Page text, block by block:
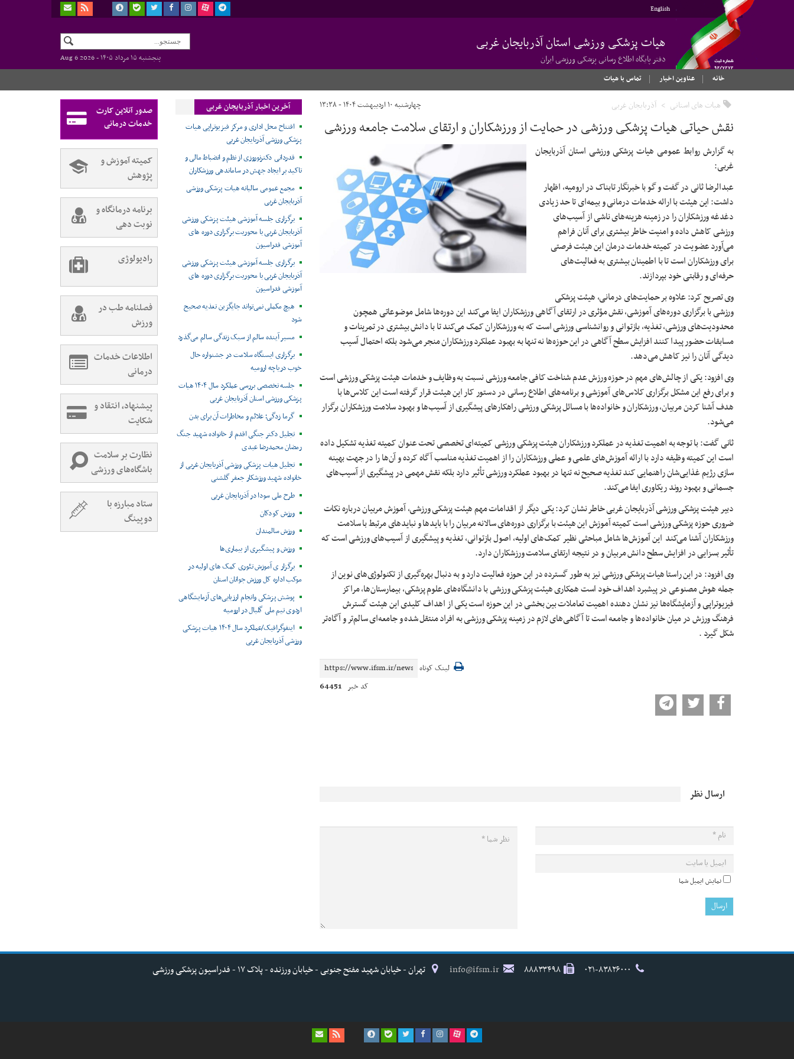
English
هیات پزشکی ورزشی استان آذربایجان غربی
دفتر پایگاه اطلاع رسانی پزشکی ورزشی ایران پنجشنبه ۱۵ مرداد ۱۴۰۵ -
Aug 6 2026
خانه
عناوین اخبار تماس با هیات
هیات های استانی آذربایجان غربی چهارشنبه ۱۰ اردیبهشت ۱۴۰۴ - ۱۳:۳۸
نقش حیاتی هیات پزشکی ورزشی در حمایت از ورزشکاران و ارتقای سلامت جامعه ورزشی
به گزارش روابط عمومی هیات پزشکی ورزشی استان آذربایجان
غربی:
عبدالرضا ثانی در گفت و گو با خبرنگار تابناک در ارومیه، اظهار
داشت: این هیئت با ارائه خدمات درمانی و بیمه‌ای تا حد زیادی
دغدغه ورزشکاران را در زمینه هزینه‌های ناشی از آسیب‌های
ورزشی کاهش داده و امنیت خاطر بیشتری برای آنان فراهم
می‌آورد عضویت در کمیته خدمات درمان این هیئت فرصتی
برای ورزشکاران است تا با اطمینان بیشتری به فعالیت‌های
حرفه‌ای و رقابتی خود بپردازند.
وی تصریح کرد: علاوه بر حمایت‌های درمانی، هیئت پزشکی
ورزشی با برگزاری دوره‌های آموزشی، نقش مؤثری در ارتقای آگاهی ورزشکاران ایفا می‌کند این دوره‌ها شامل موضوعاتی همچون
محدودیت‌های ورزشی، تغذیه، بازتوانی و روانشناسی ورزشی است که به ورزشکاران کمک می‌کند تا با دانش بیشتری در تمرینات و
مسابقات حضور پیدا کنند افزایش سطح آگاهی در این حوزه‌ها نه تنها به بهبود عملکرد ورزشکاران منجر می‌شود بلکه احتمال آسیب‌
دیدگی آنان را نیز کاهش می‌دهد.
وی افزود: یکی از چالش‌های مهم در حوزه ورزش عدم شناخت کافی جامعه ورزشی نسبت به وظایف و خدمات هیئت پزشکی ورزشی است
و برای رفع این مشکل برگزاری کلاس‌های آموزشی و برنامه‌های اطلاع ‌رسانی در دستور کار این هیئت قرار گرفته است این کلاس‌ها با
هدف آشنا کردن مربیان، ورزشکاران و خانواده‌ها با مسائل پزشکی ورزشی راهکارهای پیشگیری از آسیب‌ها و بهبود سلامت ورزشکاران برگزار
می‌شود.
ثانی گفت: با توجه به اهمیت تغذیه در عملکرد ورزشکاران هیئت پزشکی ورزشی کمیته‌ای تخصصی تحت عنوان کمیته تغذیه تشکیل داده
است این کمیته وظیفه دارد با ارائه آموزش‌های علمی و عملی ورزشکاران را از اهمیت تغذیه مناسب آگاه کرده و آن‌ها را در جهت بهینه‌
سازی رژیم غذایی‌شان راهنمایی کند تغذیه صحیح نه تنها در بهبود عملکرد ورزشی تأثیر دارد بلکه نقش مهمی در پیشگیری از آسیب‌های
جسمانی و بهبود روند ریکاوری ایفا می‌کند.
دبیر هیئت پزشکی ورزشی آذربایجان غربی خاطر نشان کرد: یکی دیگر از اقدامات مهم هیئت پزشکی ورزشی، آموزش مربیان درباره نکات
ضروری حوزه پزشکی ورزشی است کمیته آموزش این هیئت با برگزاری دوره‌های سالانه مربیان را با بایدها و نبایدهای مرتبط با سلامت
ورزشکاران آشنا می‌کند این آموزش‌ها شامل مباحثی نظیر کمک‌های اولیه، اصول بازتوانی، تغذیه و پیشگیری از آسیب‌های ورزشی است که
تأثیر بسزایی در افزایش سطح دانش مربیان و در نتیجه ارتقای سلامت ورزشکاران دارد.
وی افزود: در این راستاهیاتپزشکی ورزشی نیز به طور گسترده در این حوزه فعالیت دارد و به دنبال بهره‌گیری از تکنولوژی‌های نوین از
جمله هوش مصنوعی در پیشبرد اهداف خود است همکاری هیئت پزشکی ورزشی با دانشگاه‌های علوم پزشکی، بیمارستان‌ها، مراکز
فیزیوتراپی و آزمایشگاه‌ها نیز نشان‌ دهنده اهمیت تعاملات بین ‌بخشی در این حوزه است یکی از اهداف کلیدی این هیئت گسترش
فرهنگ ورزش در میان خانواده‌ها و جامعه است تا آگاهی‌های لازم در زمینه پزشکی ورزشی به افرادمنتقل شده و جامعه‌ای سالم‌تر و آگاه‌تر
شکل گیرد .
لینک کوتاه
کد خبر 64451
ارسال نظر
نمایش ایمیل شما
آخرین اخبار آذربایجان غربی
افتتاح محل اداری و مرکز فیزیوتراپی هیات
پزشکی ورزشی آذربایجان غربی
قدردانی دکترنوروزی از نظم و انضباط مالی و
تاکید بر ایجاد جهش در ساماندهی ورزشکاران
مجمع عمومی سالیانه هیات پزشکی ورزشی
آذربایجان غربی
برگزاری جلسه آموزشی هیئت پزشکی ورزشی
آذربایجان غربی با محوریت برگزاری دوره های
آموزشی فدراسیون
برگزاری جلسه آموزشی هیئت پزشکی ورزشی
آذربایجان غربی با محوریت برگزاری دوره های
آموزشی فدراسیون
هیچ مکملی نمی‌تواند جایگزین تغذیه صحیح
شود
مسیر آینده سالم از سبک زندگی سالم می‌گذرد
برگزاری ایستگاه سلامت در جشنواره حال
خوب دریاچه ارومیه
جلسه تخصصی بررسی عملکرد سال ۱۴۰۴ هیات
پزشکی ورزشی استان آذربایجان غربی
گرما زدگی؛ علائم و مخاطرات آن برای بدن
تجلیل دکتر جنگی اقدم از خانواده شهید جنگ
رمضان محمدرضا عبدی
تجلیل هیات پزشکی ورزشی آذربایجان غربی از
خانواده شهید ورزشکار جعفر گلشنی
طرح ملی سودا در آذربایجان غربی
ورزش کودکان
ورزش سالمندان
ورزش و پیشگیری از بیماری‌ها
برگزار ی آموزش تئوری کمک های اولیه در
موکب اداره کل ورزش جوانان استان
پوشش پزشکی وانجام ارزیابی‌های آزمایشگاهی
اردوی تیم ملی گلبال در ارومیه
اینفوگرافیک/عملکرد سال ۱۴۰۴ هیات پزشکی
ورزشی آذربایجان غربی
صدور آنلاین کارت
خدمات درمانی
کمیته آموزش و
پژوهش
برنامه درمانگاه و
نوبت دهی
رادیولوژی
فصلنامه طب در
ورزش
اطلاعات خدمات
درمانی
پیشنهاد، انتقاد و
شکایت
نظارت بر سلامت
باشگاه‌های ورزشی
ستاد مبارزه با
دوپینگ
۸۸۸۳۳۴۹۸ info@ifsm.ir تهران - خیابان شهید مفتح جنوبی - خیابان ورزنده - پلاک ۱۷ - فدراسیون پزشکی ورزشی